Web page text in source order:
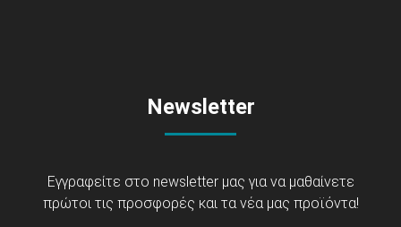
Newsletter
Εγγραφείτε στο newsletter μας για να μαθαίνετε
πρώτοι τις προσφορές και τα νέα μας προϊόντα!